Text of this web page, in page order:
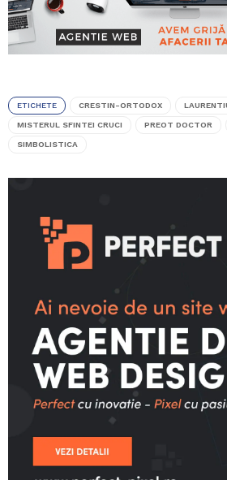
ETICHETE CRESTIN-ORTODOX
MISTERUL SFINTEI CRUCI PREOT DOCTOR
SIMBOLISTICA